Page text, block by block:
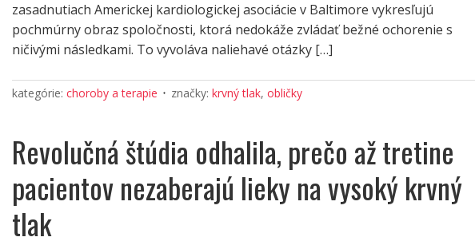
zasadnutiach Americkej kardiologickej asociácie v Baltimore vykresľujú
pochmúrny obraz spoločnosti, ktorá nedokáže zvládať bežné ochorenie s
ničivými následkami. To vyvoláva naliehavé otázky […]
kategórie: choroby a terapie značky: krvný tlak, obličky
Revolučná štúdia odhalila, prečo až tretine
pacientov nezaberajú lieky na vysoký krvný
tlak